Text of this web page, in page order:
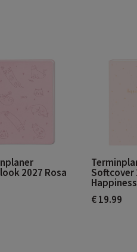
2027 Rosa
Softcover
€ 19.99